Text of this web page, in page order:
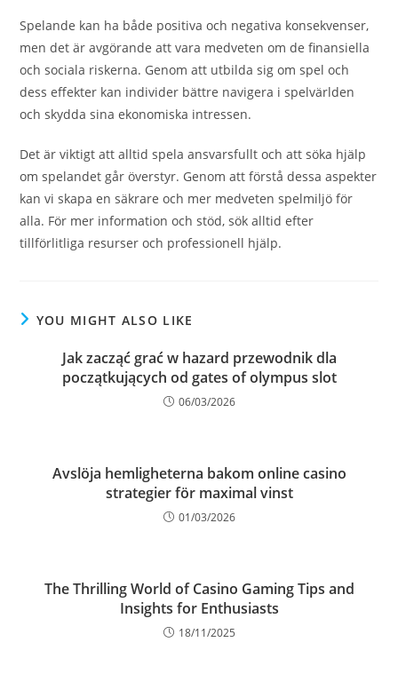
Spelande kan ha både positiva och negativa konsekvenser,
men det är avgörande att vara medveten om de finansiella
och sociala riskerna. Genom att utbilda sig om spel och
dess effekter kan individer bättre navigera i spelvärlden
och skydda sina ekonomiska intressen.
Det är viktigt att alltid spela ansvarsfullt och att söka hjälp
om spelandet går överstyr. Genom att förstå dessa aspekter
kan vi skapa en säkrare och mer medveten spelmiljö för
alla. För mer information och stöd, sök alltid efter
tillförlitliga resurser och professionell hjälp.
YOU MIGHT ALSO LIKE
Jak zacząć grać w hazard przewodnik dla
początkujących od gates of olympus slot
06/03/2026
Avslöja hemligheterna bakom online casino
strategier för maximal vinst
01/03/2026
The Thrilling World of Casino Gaming Tips and
Insights for Enthusiasts
18/11/2025